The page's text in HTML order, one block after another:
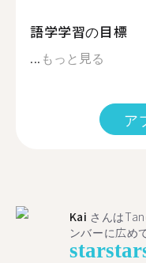
語学学習の目標
... もっと見る
ア
Kai さんは
ンバーに広め
starstar